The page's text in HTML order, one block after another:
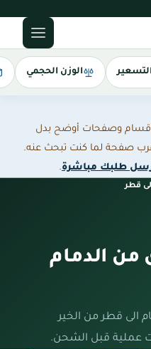
الوزن الحجمي
أقسام وصفحات أوضح بدل
صفحة لما كنت تبحث عنه.
طلبك مباشرة.
قطر
من الدمام
الى قطر من الخير
عملية قبل الشحن.